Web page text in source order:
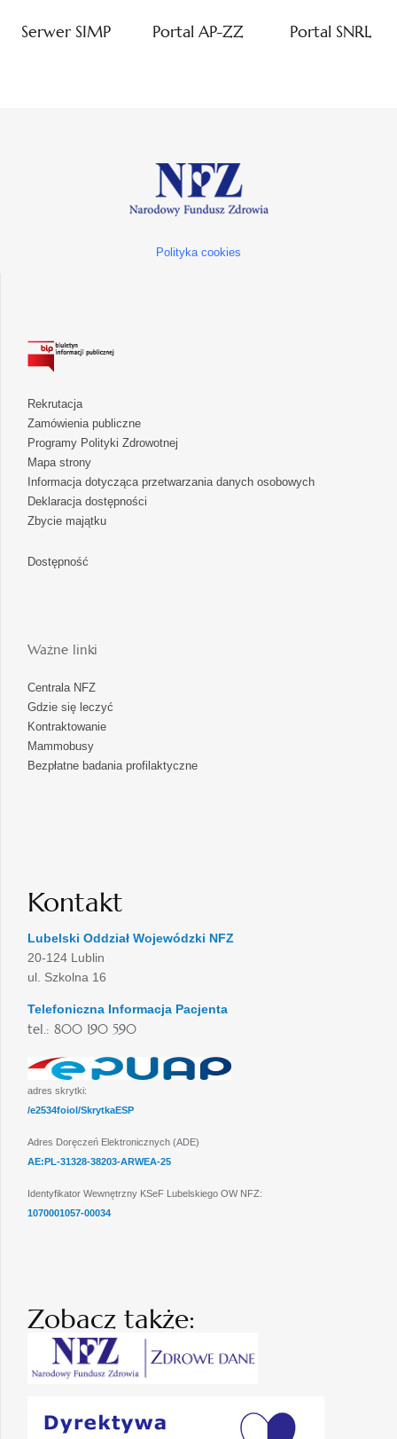
Serwer SIMP Portal AP-ZZ Portal SNRL
Polityka cookies
Rekrutacja
Zamówienia publiczne
Programy Polityki Zdrowotnej
Mapa strony
Informacja dotycząca przetwarzania danych osobowych
Deklaracja dostępności
Zbycie majątku
Dostępność
Ważne linki
Centrala NFZ
Gdzie się leczyć
Kontraktowanie
Mammobusy
Bezpłatne badania profilaktyczne
Kontakt
Lubelski Oddział Wojewódzki NFZ
20-124 Lublin
ul. Szkolna 16
Telefoniczna Informacja Pacjenta
tel.: 800 190 590
adres skrytki:
/e2534foiol/SkrytkaESP
Adres Doręczeń Elektronicznych (ADE)
AE:PL-31328-38203-ARWEA-25
Identyfikator Wewnętrzny KSeF Lubelskiego OW NFZ:
1070001057-00034
Zobacz także: